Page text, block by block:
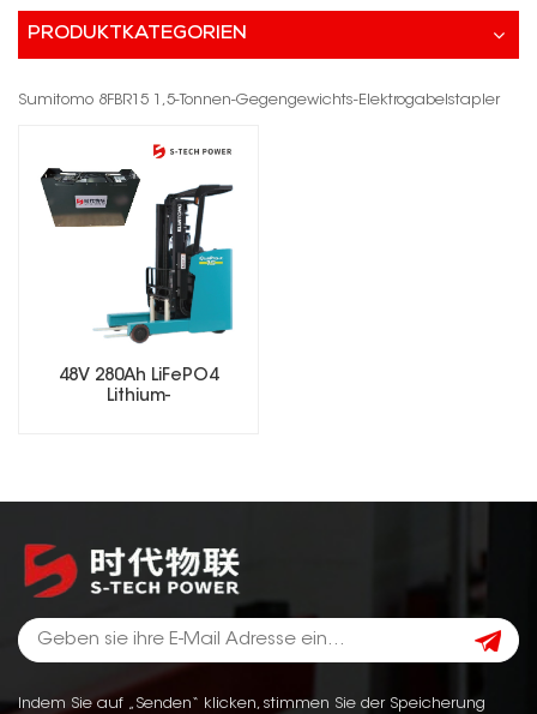
PRODUKTKATEGORIEN
Sumitomo 8FBR15 1,5-Tonnen-Gegengewichts-Elektrogabelstapler
48V 280Ah LiFePO4
Lithium-
Indem Sie auf „Senden“ klicken, stimmen Sie der Speicherung